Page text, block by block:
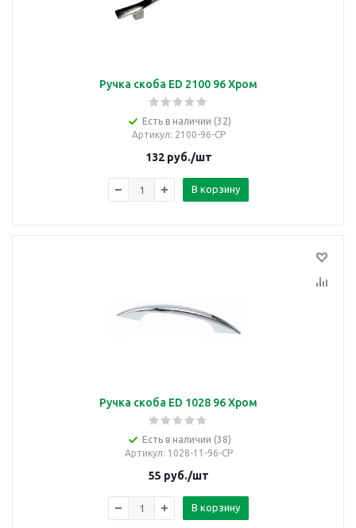
Ручка скоба ED 2100 96 Хром
Есть в наличии (32)
Артикул: 2100-96-CP
132руб./шт
В корзину
Ручка скоба ED 1028 96 Хром
Есть в наличии (38)
Артикул: 1028-11-96-CP
55 руб./шт
В корзину